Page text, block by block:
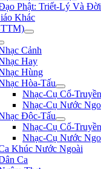
Phật: Triết-Lý Và
Khác
Cảnh
Hay
Hùng
Hòa-Tấu
Nhạc-Cụ Cổ-
Nhạc-Cụ Nước
Độc-Tấu
Nhạc-Cụ Cổ-
Nhạc-Cụ Nước
Khúc Nước Ngoài
Ca